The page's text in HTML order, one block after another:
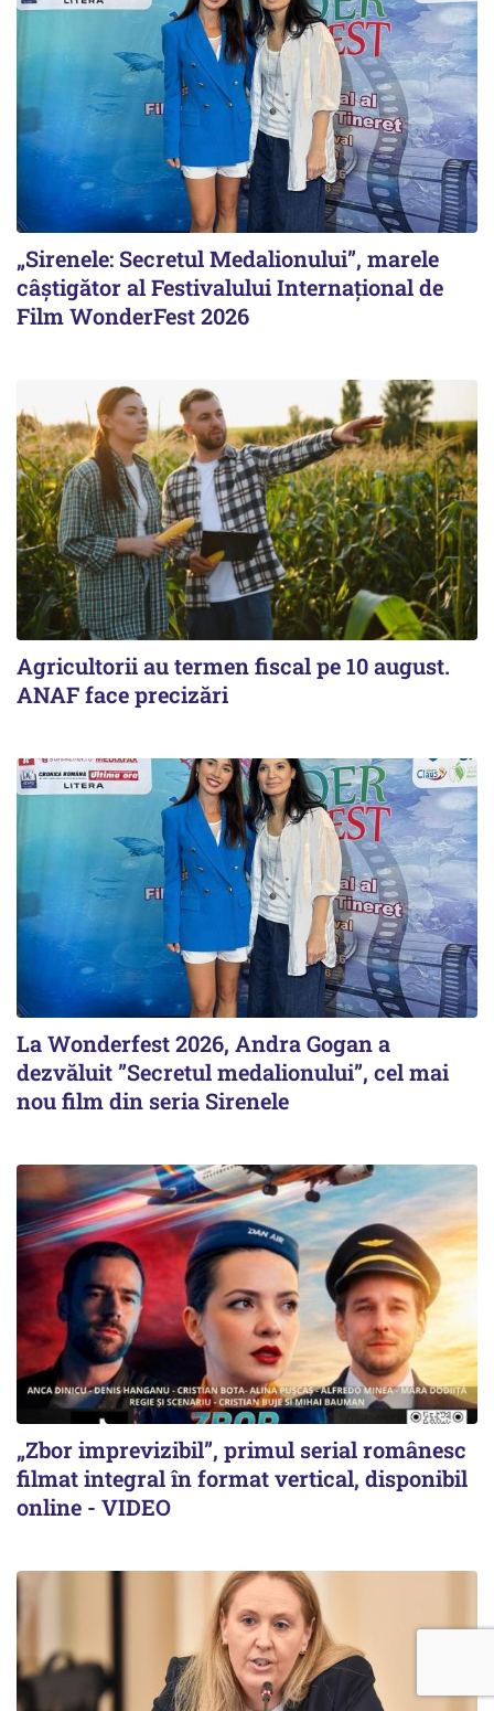
„Sirenele: Secretul Medalionului”, marele
câștigător al Festivalului Internațional de
Film WonderFest 2026
Agricultorii au termen fiscal pe 10 august.
ANAF face precizări
La Wonderfest 2026, Andra Gogan a
dezvăluit ”Secretul medalionului”, cel mai
nou film din seria Sirenele
„Zbor imprevizibil”, primul serial românesc
filmat integral în format vertical, disponibil
online - VIDEO